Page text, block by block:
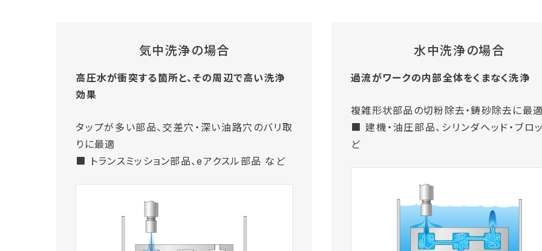
気中洗浄の場合
高圧水が衝突する箇所と、その周辺で高い洗浄
効果
タップが多い部品、交差穴・深い油路穴のバリ取
りに最適
■ トランスミッション部品、eアクスル部品 など
水中洗浄の場合
過流がワークの内部全体をくまなく洗浄
複雑形状部品の切粉除去・鋳砂除去に最適
■ 建機・油圧部品、シリンダヘッド・ブロ
ど